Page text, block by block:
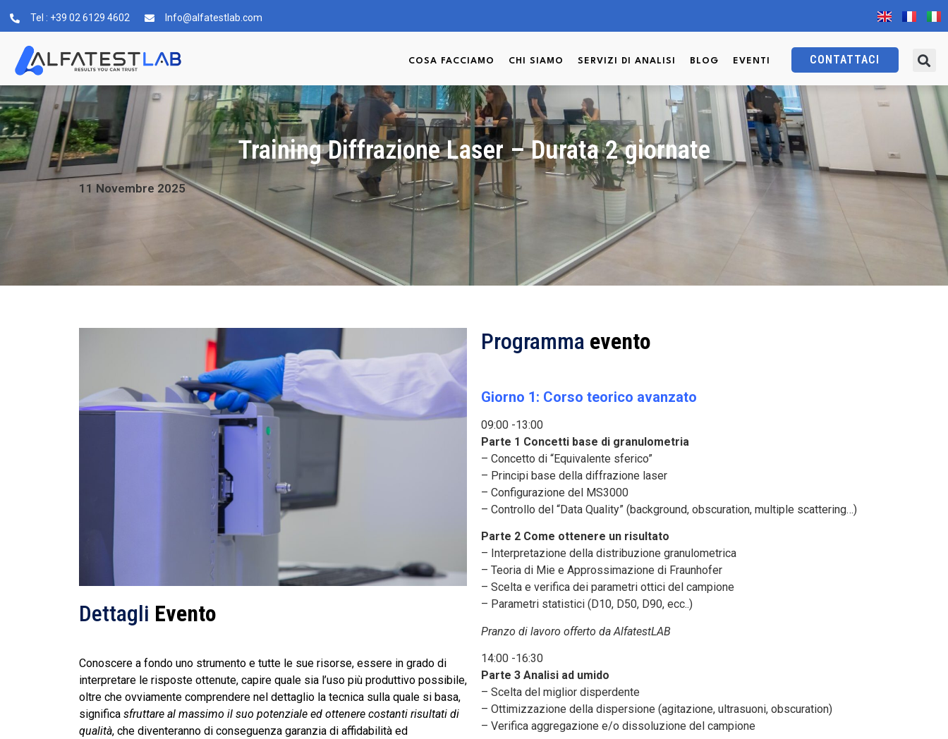
Tel : +39 02 6129 4602 Info@alfatestlab.com
COSA FACCIAMO CHI SIAMO SERVIZI DI ANALISI BLOG EVENTI CONTATTACI
Training Diffrazione Laser – Durata 2 giornate
11 Novembre 2025
Dettagli Evento
Conoscere a fondo uno strumento e tutte le sue risorse, essere in grado di
interpretare le risposte ottenute, capire quale sia l’uso più produttivo possibile,
oltre che ovviamente comprendere nel dettaglio la tecnica sulla quale si basa,
significa sfruttare al massimo il suo potenziale ed ottenere costanti risultati di
qualità, che diventeranno di conseguenza garanzia di affidabilità ed
Programma evento
Giorno 1: Corso teorico avanzato
09:00 -13:00
Parte 1 Concetti base di granulometria
– Concetto di “Equivalente sferico”
– Principi base della diffrazione laser
– Configurazione del MS3000
– Controllo del “Data Quality” (background, obscuration, multiple scattering…)
Parte 2 Come ottenere un risultato
– Interpretazione della distribuzione granulometrica
– Teoria di Mie e Approssimazione di Fraunhofer
– Scelta e verifica dei parametri ottici del campione
– Parametri statistici (D10, D50, D90, ecc..)
Pranzo di lavoro offerto da AlfatestLAB
14:00 -16:30
Parte 3 Analisi ad umido
– Scelta del miglior disperdente
– Ottimizzazione della dispersione (agitazione, ultrasuoni, obscuration)
– Verifica aggregazione e/o dissoluzione del campione